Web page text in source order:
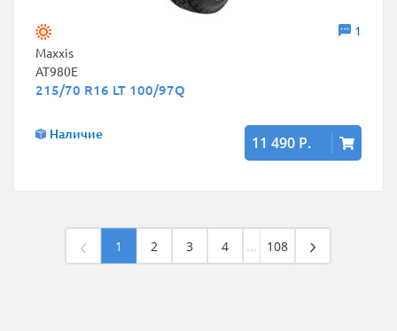
1
Maxxis
AT980E
215/70 R16 LT 100/97Q
Наличие 11 490 Р.
1 2 3 4 ... 108